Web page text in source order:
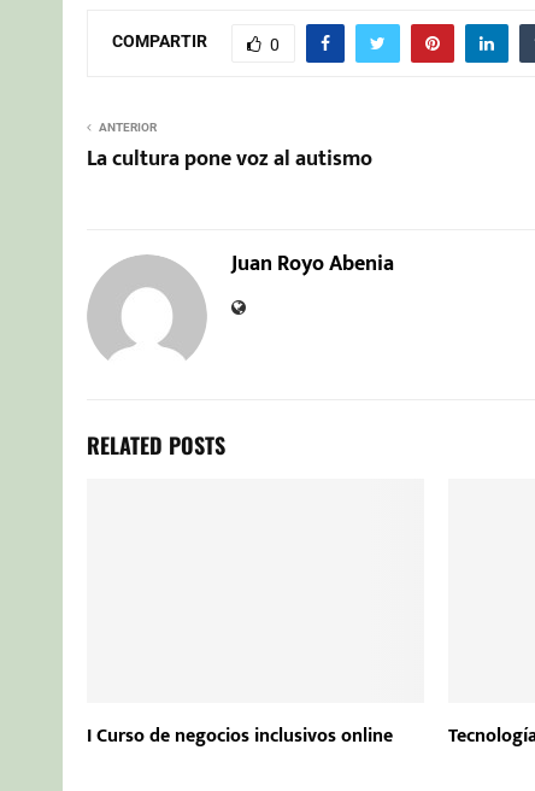
COMPARTIR 0
ANTERIOR
La cultura pone voz al autismo
Juan Royo Abenia
RELATED POSTS
I Curso de negocios inclusivos online